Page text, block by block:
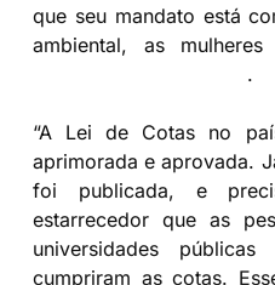
que seu mandato está
ambiental, as
.
“A Lei de Cotas no
aprimorada e aprovada.
foi publicada, e
estarrecedor que as
universidades
cumpriram as cotas.